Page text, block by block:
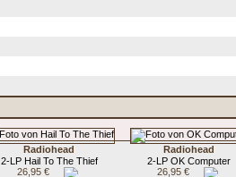
Radiohead
2-LP Hail To The Thief
26,95 €
Radiohead
2-LP OK Computer
26,95 €